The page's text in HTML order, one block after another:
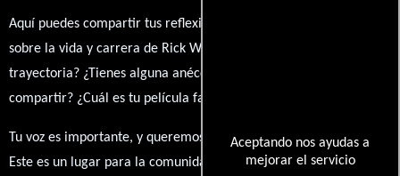
Aceptando nos ayudas a
mejorar el servicio
Aquí puedes compartir tus reflexiones, anécdotas y opiniones
sobre la vida y carrera de Rick West. ¿Qué te ha inspirado de su
trayectoria? ¿Tienes alguna anécdota personal que desees
compartir? ¿Cuál es tu película favorita en la que ha participado?
Tu voz es importante, y queremos escuchar tus pensamientos.
Este es un lugar para la comunidad de admiradores y amantes